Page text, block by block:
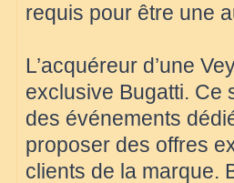
requis pour être une
L’acquéreur d’une
exclusive Bugatti. Ce
des événements
proposer des offres
clients de la marque.